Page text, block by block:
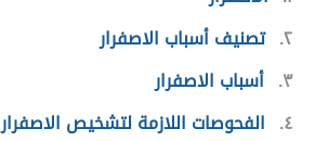
٢ تصنيف أسباب الاصفرار
٣ أسباب الاصفرار
٤
الفحوصات اللازمة لتشخيص الاصفرار